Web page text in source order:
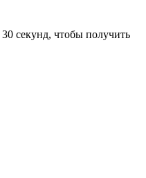
секунд, чтобы получить